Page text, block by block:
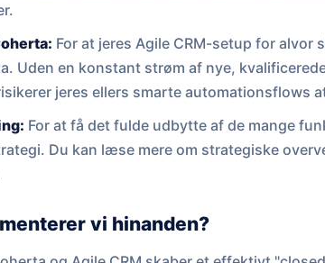
For at jeres Agile CRM-setup for
Uden en konstant strøm af nye,
jeres ellers smarte automationsflows
For at få det fulde udbytte af de mange
Du kan læse mere om strategiske
vi hinanden?